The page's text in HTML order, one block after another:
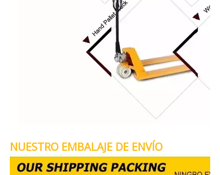
NUESTRO EMBALAJE DE ENVÍO